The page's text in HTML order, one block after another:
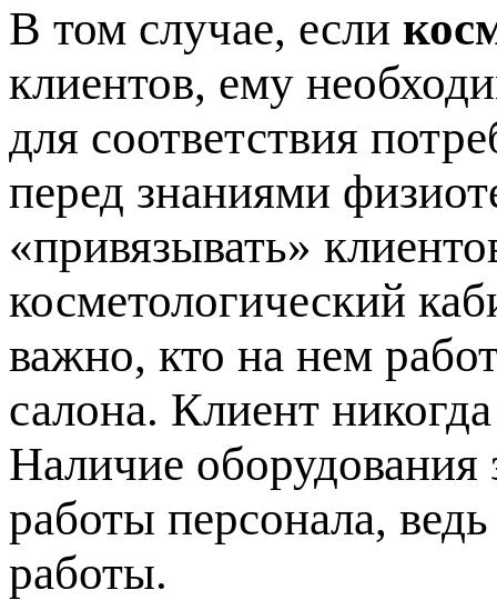
В том случае, если
клиентов, ему
для соответствия
перед знаниями
«привязывать»
косметологический
важно, кто на нем
салона. Клиент
Наличие оборудования
работы персонала,
работы.